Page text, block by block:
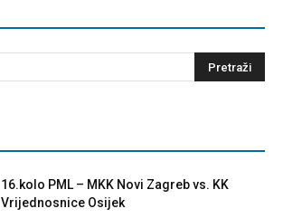
16.kolo PML – MKK Novi Zagreb vs. KK
Vrijednosnice Osijek